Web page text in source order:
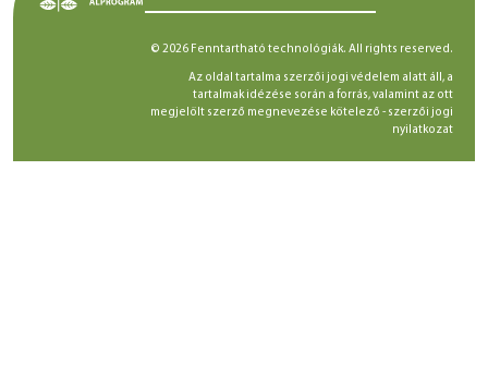
© 2026 Fenntartható technológiák. All rights reserved.
Az oldal tartalma szerzői jogi védelem alatt áll, a
tartalmak idézése során a forrás, valamint az ott
megjelölt szerző megnevezése kötelező - szerzői jogi
nyilatkozat